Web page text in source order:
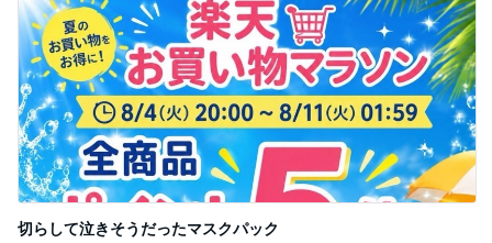
切らして泣きそうだったマスクパック